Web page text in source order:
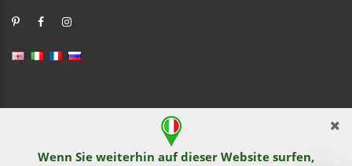
Wenn Sie weiterhin auf dieser Website surfen,
dP Motion Media. Via La Piana 430, 47835 Saludecio (RN), Italia.
Numero REA: RN410802. P.IVA: 04421580400. Tel +39 0541